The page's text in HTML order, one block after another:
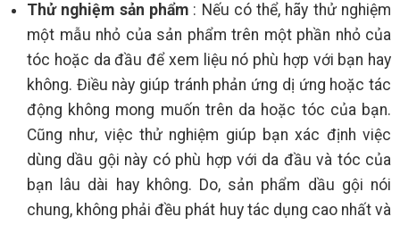
Thử nghiệm sản phẩm: Nếu có thể, hãy thử nghiệm
một mẫu nhỏ của sản phẩm trên một phần nhỏ của
tóc hoặc da đầu để xem liệu nó phù hợp với bạn hay
không. Điều này giúp tránh phản ứng dị ứng hoặc tác
động không mong muốn trên da hoặc tóc của bạn.
Cũng như, việc thử nghiệm giúp bạn xác định việc
dùng dầu gội này có phù hợp với da đầu và tóc của
bạn lâu dài hay không. Do, sản phẩm dầu gội nói
chung, không phải đều phát huy tác dụng cao nhất và